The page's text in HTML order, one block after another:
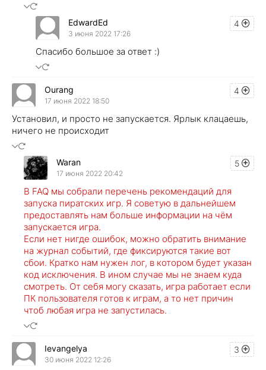
4
EdwardEd
3 июня 2022 17:26
Cпасибо большое за ответ :)
4
Ourang
17 июня 2022 18:50
Установил, и просто не запускается. Ярлык клацаешь,
ничего не происходит
5
Waran
17 июня 2022 20:42
В FAQ мы собрали перечень рекомендаций для
запуска пиратских игр. Я советую в дальнейшем
предоставлять нам больше информации на чём
запускается игра.
Если нет нигде ошибок, можно обратить внимание
на журнал событий, где фиксируются такие вот
сбои. Кратко нам нужен лог, в котором будет указан
код исключения. В ином случае мы не знаем куда
смотреть. От себя могу сказать, игра работает если
ПК пользователя готов к играм, а то нет причин
чтоб любая игра не запустилась.
3
Ievangelya
30 июня 2022 12:26